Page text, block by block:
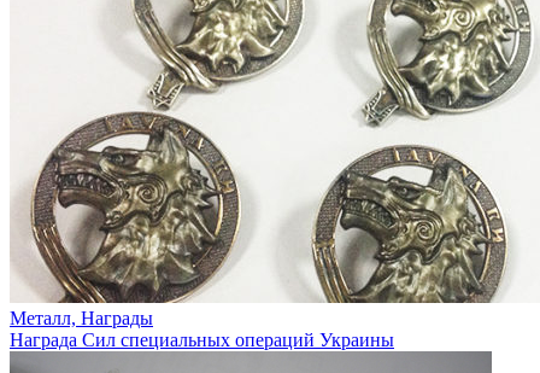
Металл, Награды
Награда Сил специальных операций Украины